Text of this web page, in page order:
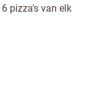
pizza's van elk